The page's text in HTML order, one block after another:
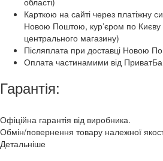
Карткою на сайті через платіжну
Новою Поштою, курʼєром по Києву
центрального магазину)
Післяплата при доставці Новою
Оплата частинамими від
Гарантія:
Офіційна гарантія від виробника.
Обмін/повернення товару належної
Детальніше